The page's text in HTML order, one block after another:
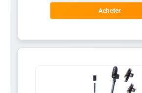
Acheter